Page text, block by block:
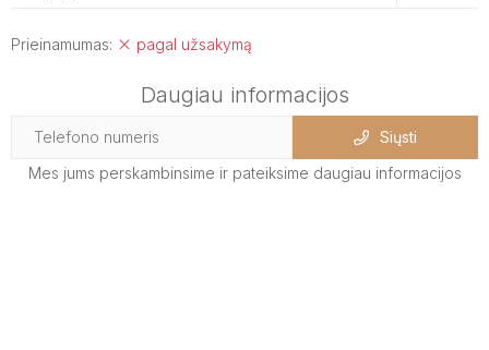
Prieinamumas: pagal užsakymą
Daugiau informacijos
Siųsti
Mes jums perskambinsime ir pateiksime daugiau informacijos